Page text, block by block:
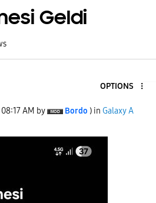
Geldi
OPTIONS
08:17 AM by Bordo ) in Galaxy A